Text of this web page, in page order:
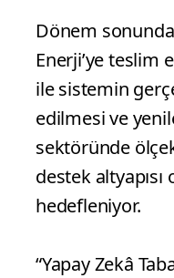
Dönem
Enerji’ye teslim
ile sistemin
edilmesi ve
sektöründe
destek
hedefleniyor.
“Yapay Zekâ